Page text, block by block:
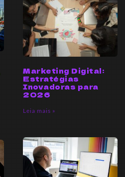
Marketing Digital:
Estratégias
Inovadoras para
2026
Leia mais »